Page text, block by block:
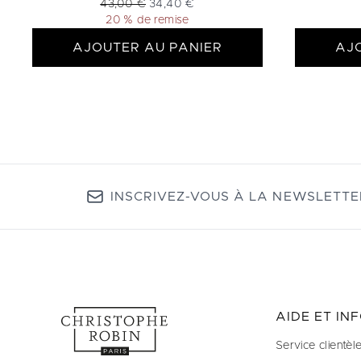
Prix de vente :
43,00 € Prix ​​actuel :
34,40 €
20 % de remise
AJOUTER AU PANIER
INSCRIVEZ-VOUS À LA
AIDE ET
Service clientèle